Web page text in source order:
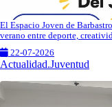
El Espacio Joven de
verano entre deporte,
22-07-2026
Actualidad.Juventud